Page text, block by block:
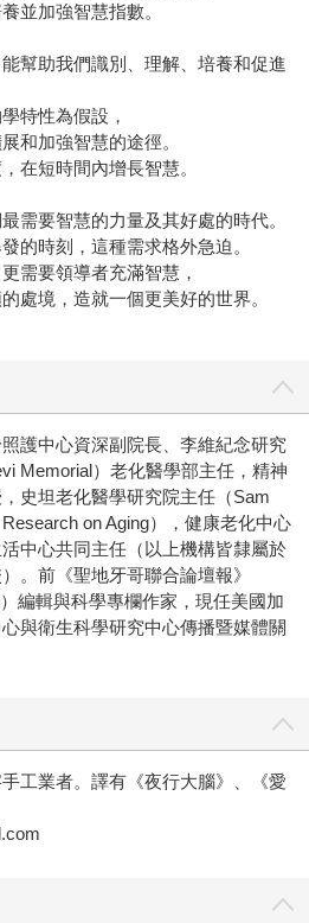
並加強智慧指數。
幫助我們識別、理解、培養和促進
特性為假設，
和加強智慧的途徑。
在短時間內增長智慧。
需要智慧的力量及其好處的時代。
的時刻，這種需求格外急迫。
需要領導者充滿智慧，
處境，造就一個更美好的世界。
護中心資深副院長、李維紀念研究
Memorial）老化醫學部主任，精神
史坦老化醫學研究院主任（Sam
on Aging），健康老化中心
中心共同主任（以上機構皆隸屬於
。 前《聖地牙哥聯合論壇報》
）編輯與科學專欄作家，現任美國加
與衛生科學研究中心傳播暨媒體關
工業者。譯有《夜行大腦》、《愛